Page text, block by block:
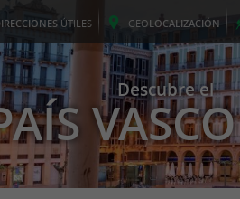
ÚTILES GEOLOCALIZACIÓN
Descubre el
VASCO